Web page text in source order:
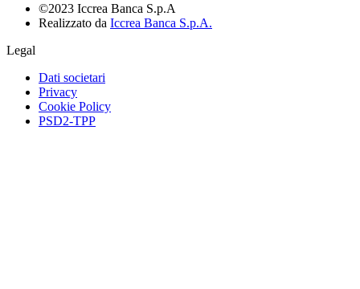
©2023 Iccrea Banca S.p.A
Realizzato da Iccrea Banca S.p.A.
Legal
Dati societari
Privacy
Cookie Policy
PSD2-TPP